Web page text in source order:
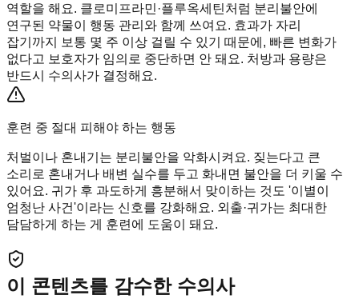
역할을 해요. 클로미프라민·플루옥세틴처럼 분리불안에
연구된 약물이 행동 관리와 함께 쓰여요. 효과가 자리
잡기까지 보통 몇 주 이상 걸릴 수 있기 때문에, 빠른 변화가
없다고 보호자가 임의로 중단하면 안 돼요. 처방과 용량은
반드시 수의사가 결정해요.
훈련 중 절대 피해야 하는 행동
처벌이나 혼내기는 분리불안을 악화시켜요. 짖는다고 큰
소리로 혼내거나 배변 실수를 두고 화내면 불안을 더 키울 수
있어요. 귀가 후 과도하게 흥분해서 맞이하는 것도 '이별이
엄청난 사건'이라는 신호를 강화해요. 외출·귀가는 최대한
담담하게 하는 게 훈련에 도움이 돼요.
이 콘텐츠를 감수한 수의사